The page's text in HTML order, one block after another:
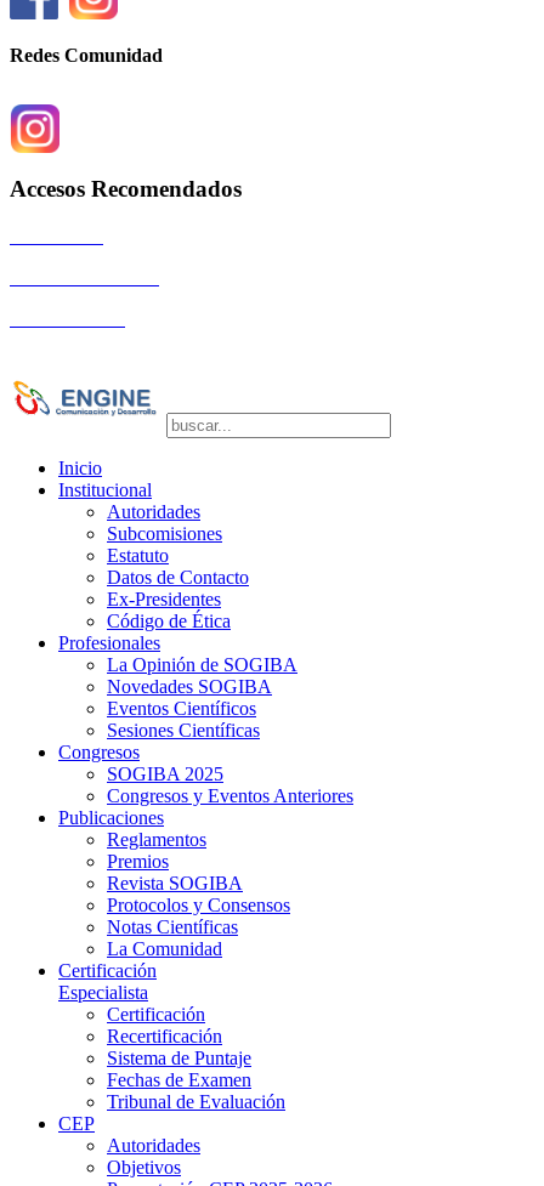
Redes Comunidad
Accesos Recomendados
Inicio
Institucional
Autoridades
Subcomisiones
Estatuto
Datos de Contacto
Ex-Presidentes
Código de Ética
Profesionales
La Opinión de SOGIBA
Novedades SOGIBA
Eventos Científicos
Sesiones Científicas
Congresos
SOGIBA 2025
Congresos y Eventos Anteriores
Publicaciones
Reglamentos
Premios
Revista SOGIBA
Protocolos y Consensos
Notas Científicas
La Comunidad
Certificación
Especialista
Certificación
Recertificación
Sistema de Puntaje
Fechas de Examen
Tribunal de Evaluación
CEP
Autoridades
Objetivos